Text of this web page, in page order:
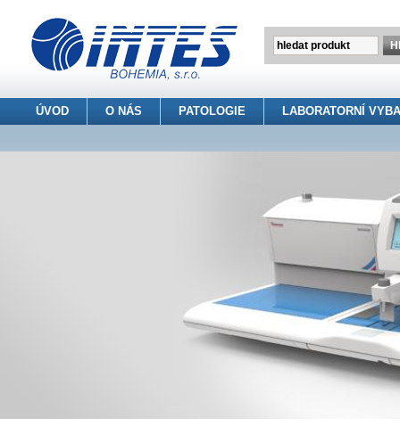
ÚVOD O NÁS PATOLOGIE LABORATORNÍ